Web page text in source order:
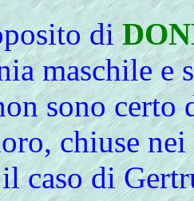
di
maschile e
sono certo
chiuse
caso di